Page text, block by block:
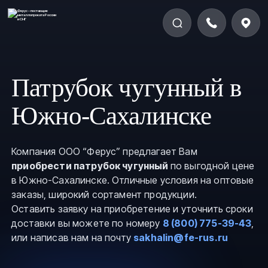
Патрубок чугунный в
Южно-Сахалинске
Компания ООО “Ферус” предлагает Вам
приобрести патрубок чугунный по выгодной цене
в Южно-Сахалинске. Отличные условия на оптовые
заказы, широкий сортамент продукции.
Оставить заявку на приобретение и уточнить сроки
доставки вы можете по номеру 8 (800) 775-39-43,
или написав нам на почту sakhalin@fe-rus.ru